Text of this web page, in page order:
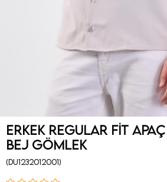
Erkek Regular Fit Apaç
Bej Gömlek
(DU1232012001)